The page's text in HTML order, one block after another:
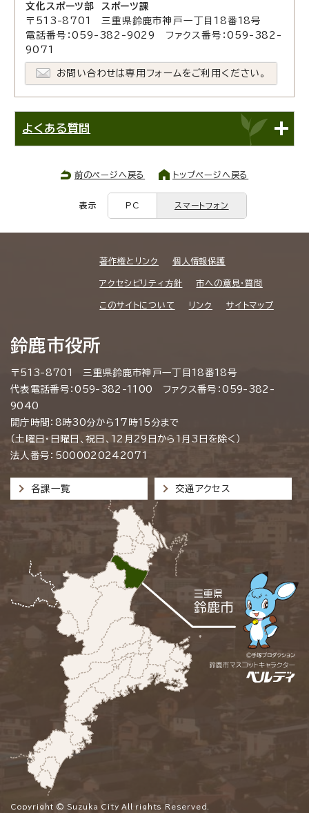
文化スポーツ部 スポーツ課
〒513-8701 三重県鈴鹿市神戸一丁目18番18号
電話番号：059-382-9029 ファクス番号：059-382-
9071
お問い合わせは専用フォームをご利用ください。
よくある質問
前のページへ戻る トップページへ戻る
表示 PC スマートフォン
著作権とリンク 個人情報保護
アクセシビリティ方針 市への意見・質問
このサイトについて リンク サイトマップ
鈴鹿市役所
〒513-8701 三重県鈴鹿市神戸一丁目18番18号
代表電話番号：059-382-1100 ファクス番号：059-382-
9040
開庁時間：8時30分から17時15分まで
（土曜日・日曜日、祝日、12月29日から1月3日を除く）
法人番号：5000020242071
各課一覧 交通アクセス
Copyright © Suzuka City All rights Reserved.